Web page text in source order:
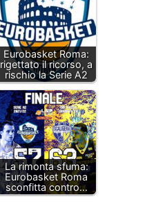
Eurobasket Roma:
rigettato il ricorso, a
rischio la Serie A2
La rimonta sfuma:
Eurobasket Roma
sconfitta contro…